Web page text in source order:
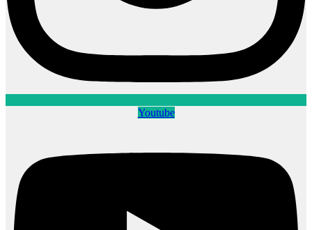
Youtube